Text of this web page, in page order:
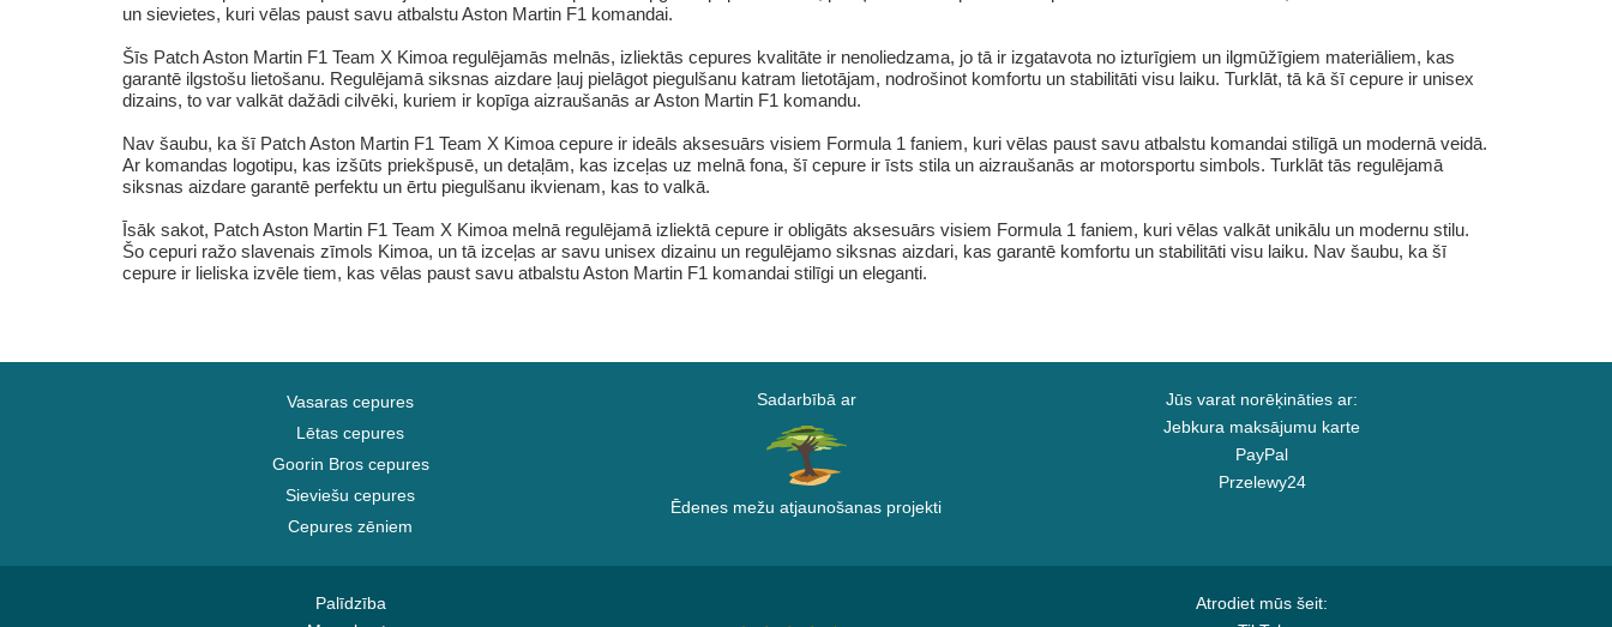
un sievietes, kuri vēlas paust savu atbalstu Aston Martin F1 komandai.
Šīs Patch Aston Martin F1 Team X Kimoa regulējamās melnās, izliektās cepures kvalitāte ir nenoliedzama, jo tā ir izgatavota no izturīgiem un ilgmūžīgiem materiāliem, kas
garantē ilgstošu lietošanu. Regulējamā siksnas aizdare ļauj pielāgot piegulšanu katram lietotājam, nodrošinot komfortu un stabilitāti visu laiku. Turklāt, tā kā šī cepure ir unisex
dizains, to var valkāt dažādi cilvēki, kuriem ir kopīga aizraušanās ar Aston Martin F1 komandu.
Nav šaubu, ka šī Patch Aston Martin F1 Team X Kimoa cepure ir ideāls aksesuārs visiem Formula 1 faniem, kuri vēlas paust savu atbalstu komandai stilīgā un modernā veidā.
Ar komandas logotipu, kas izšūts priekšpusē, un detaļām, kas izceļas uz melnā fona, šī cepure ir īsts stila un aizraušanās ar motorsportu simbols. Turklāt tās regulējamā
siksnas aizdare garantē perfektu un ērtu piegulšanu ikvienam, kas to valkā.
Īsāk sakot, Patch Aston Martin F1 Team X Kimoa melnā regulējamā izliektā cepure ir obligāts aksesuārs visiem Formula 1 faniem, kuri vēlas valkāt unikālu un modernu stilu.
Šo cepuri ražo slavenais zīmols Kimoa, un tā izceļas ar savu unisex dizainu un regulējamo siksnas aizdari, kas garantē komfortu un stabilitāti visu laiku. Nav šaubu, ka šī
cepure ir lieliska izvēle tiem, kas vēlas paust savu atbalstu Aston Martin F1 komandai stilīgi un eleganti.
Vasaras cepures
Lētas cepures
Goorin Bros cepures
Sieviešu cepures
Cepures zēniem
Sadarbībā ar
Ēdenes mežu atjaunošanas projekti
Jūs varat norēķināties ar:
Jebkura maksājumu karte
PayPal
Przelewy24
Palīdzība
Atrodiet mūs šeit: